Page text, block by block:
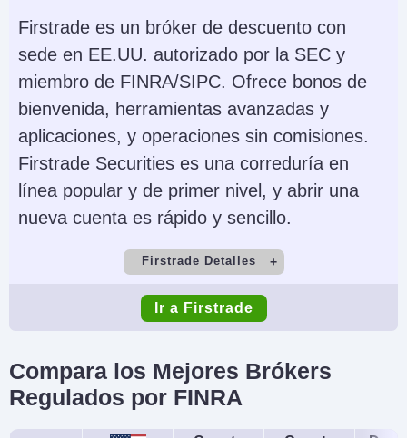
USD, HKD, SGD No
AI
Yes
Stop Loss Garantizado
No
Firstrade es un bróker de descuento con
sede en EE.UU. autorizado por la SEC y
miembro de FINRA/SIPC. Ofrece bonos de
bienvenida, herramientas avanzadas y
aplicaciones, y operaciones sin comisiones.
Firstrade Securities es una correduría en
línea popular y de primer nivel, y abrir una
nueva cuenta es rápido y sencillo.
Firstrade Detalles
Cuenta Demo Depósito Mínimo
$1
Apalancamiento
Ir a Firstrade
Compara los Mejores Brókers
Regulados por FINRA